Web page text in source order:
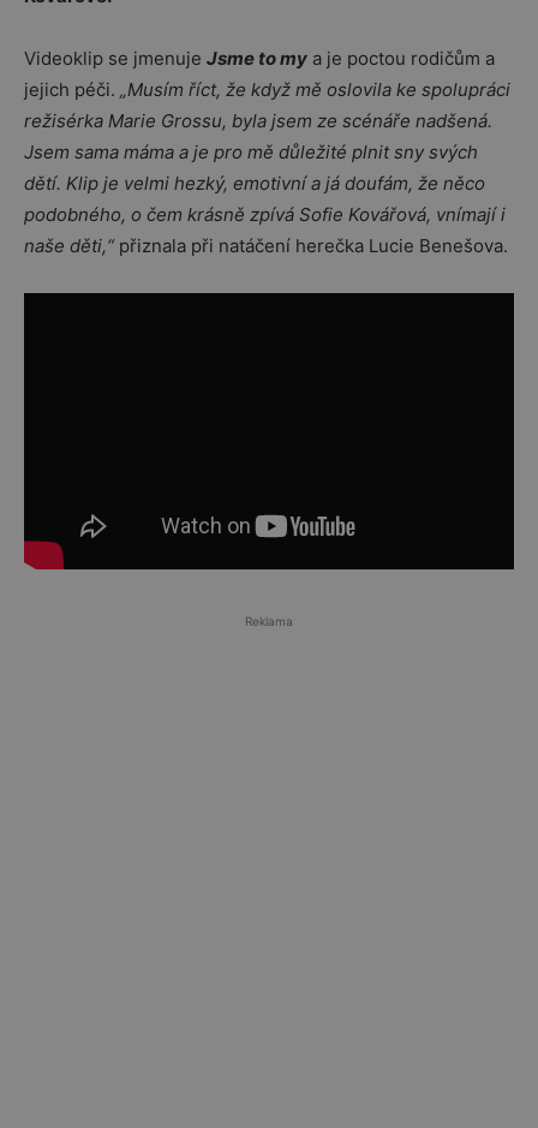
Videoklip se jmenuje Jsme to my a je poctou rodičům a
jejich péči. „Musím říct, že když mě oslovila ke spolupráci
režisérka Marie Grossu, byla jsem ze scénáře nadšená.
Jsem sama máma a je pro mě důležité plnit sny svých
dětí. Klip je velmi hezký, emotivní a já doufám, že něco
podobného, o čem krásně zpívá Sofie Kovářová, vnímají i
naše děti,“přiznala při natáčení herečka Lucie Benešova.
Reklama